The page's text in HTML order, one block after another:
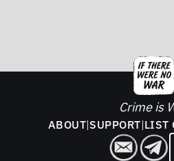
Crime is
ABOUT|SUPPORT|LIST